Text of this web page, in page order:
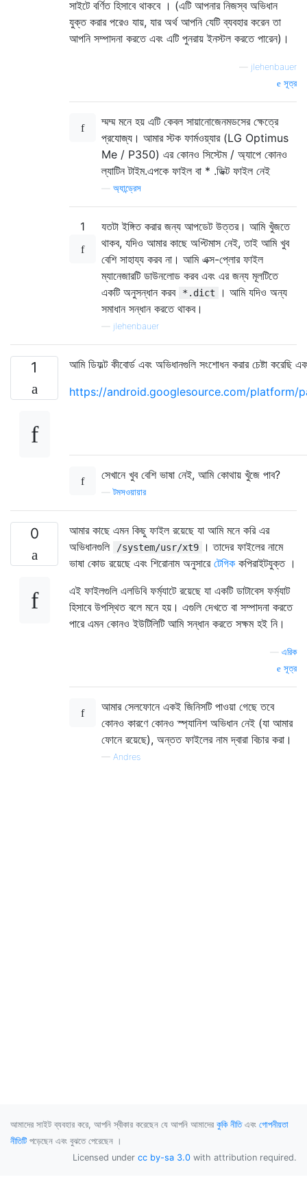
সাইটে বর্ণিত হিসাবে থাকবে । (এটি আপনার নিজস্ব অভিধান
যুক্ত করার পরেও যায়, যার অর্থ আপনি যেটি ব্যবহার করেন তা
আপনি সম্পাদনা করতে এবং এটি পুনরায় ইনস্টল করতে পারেন)।
jlehenbauer
সূত্র
ম্মম্ম মনে হয় এটি কেবল সায়ানোজেনমডসের ক্ষেত্রে
প্রযোজ্য। আমার স্টক ফার্মওয়্যার (LG Optimus
Me / P350) এর কোনও সিস্টেম / অ্যাপে কোনও
ল্যাটিন টাইম.এপকে ফাইল বা * .ডিক্ট ফাইল নেই
অ্যান্ড্রেস
1
যতটা ইঙ্গিত করার জন্য আপডেট উত্তর। আমি খুঁজতে
থাকব, যদিও আমার কাছে অপ্টিমাস নেই, তাই আমি খুব
বেশি সাহায্য করব না। আমি এক্স-প্লোর ফাইল
ম্যানেজারটি ডাউনলোড করব এবং এর জন্য মূলটিতে
একটি অনুসন্ধান করব
*.dict
। আমি যদিও অন্য
সমাধান সন্ধান করতে থাকব।
jlehenbauer
1
আমি ডিফল্ট কীবোর্ড এবং অভিধানগুলি সংশোধন করার চেষ্টা করেছি
https://android.googlesource.com/platform/
সেখানে খুব বেশি ভাষা নেই, আমি কোথায় খুঁজে পাব?
—টমসওয়ায়ার
0
আমার কাছে এমন কিছু ফাইল রয়েছে যা আমি মনে করি এর
অভিধানগুলি
/system/usr/xt9
। তাদের ফাইলের নামে
ভাষা কোড রয়েছে এবং শিরোনাম অনুসারে টেগিক কপিরাইটযুক্ত ।
এই ফাইলগুলি এলডিবি ফর্ম্যাটে রয়েছে যা একটি ডাটাবেস ফর্ম্যাট
হিসাবে উপস্থিত বলে মনে হয়। এগুলি দেখতে বা সম্পাদনা করতে
পারে এমন কোনও ইউটিলিটি আমি সন্ধান করতে সক্ষম হই নি।
এরিক
সূত্র
আমার সেলফোনে একই জিনিসটি পাওয়া গেছে তবে
কোনও কারণে কোনও স্প্যানিশ অভিধান নেই (যা আমার
ফোনে রয়েছে), অন্তত ফাইলের নাম দ্বারা বিচার করা।
— Andres
আমাদের সাইট ব্যবহার করে, আপনি স্বীকার করেছেন যে আপনি আমাদের কুকি নীতিএবং গোপনীয়তা
নীতিটি পড়েছেন এবং বুঝতে পেরেছেন ।
Licensed under cc by-sa 3.0 with attribution required.